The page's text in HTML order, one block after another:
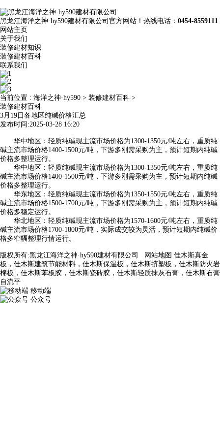
黑龙江海洋之神·hy590建材有限公司官方网站！热线电话： 0454-8559111
网站主页
关于我们
装修建材知识
装修建材百科
联系我们
当前位置 : 海洋之神·hy590 > 装修建材百科 >
装修建材百科
3月19日各地区纯碱价格汇总
发布时间:2025-03-28 16:20
华中地区：轻质纯碱现主流市场价格为1300-1350元/吨左右，重质纯
碱主流市场价格1400-1500元/吨，下游多刚需采购为主，预计短期内纯碱
价格多整理运行。
华中地区：轻质纯碱现主流市场价格为1300-1350元/吨左右，重质纯
碱主流市场价格1400-1500元/吨，下游多刚需采购为主，预计短期内纯碱
价格多整理运行。
华东地区：轻质纯碱现主流市场价格为1350-1550元/吨左右，重质纯
碱主流市场价格1500-1700元/吨，下游多刚需采购为主，预计短期内纯碱
价格多稳定运行。
华北地区：轻质纯碱现主流市场价格为1570-1600元/吨左右，重质纯
碱主流市场价格1700-1800元/吨，实际成交较为灵活，预计短期内纯碱价
格多窄幅整理行情运行。
版权所有:黑龙江海洋之神·hy590建材有限公司 网站地图 佳木斯真金
板，佳木斯建筑节能材料，佳木斯保温板，佳木斯挤塑板，佳木斯防火岩
棉板，佳木斯苯板胶，佳木斯瓷砖胶，佳木斯轻质抹灰石膏，佳木斯石膏
自流平
移动端
公众号